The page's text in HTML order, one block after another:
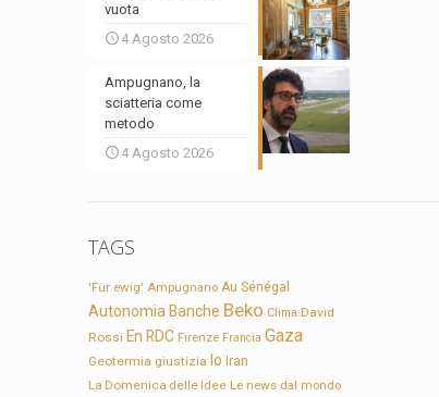
vuota
4 Agosto 2026
Ampugnano, la
sciatteria come
metodo
4 Agosto 2026
TAGS
'Für ewig' Ampugnano Au Sénégal
Autonomia Banche Beko Clima David
Rossi En RDC Firenze Francia Gaza
Geotermia giustizia Io Iran
La Domenica delle Idee Le news dal mondo